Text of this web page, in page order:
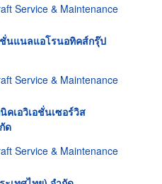
Service & Maintenance
นแนลแอโรนอทิคส์กรุ๊ป
Service & Maintenance
คเอวิเอชั่นเซอร์วิส
ด
Service & Maintenance